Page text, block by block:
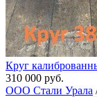
Круг
310 000 руб.
ООО Стали Урала